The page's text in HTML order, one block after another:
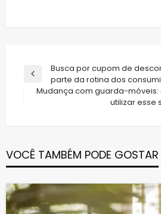
Navegação
de
Previous
Post
Busca por cupom de
parte da rotina dos
Mudança com guarda-móveis:
utilizar esse
VOCÊ TAMBÉM PODE GOSTAR